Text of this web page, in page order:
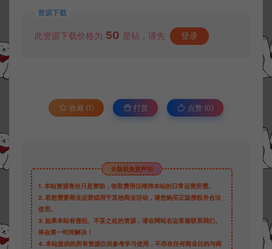
资源下载
此资源下载价格为 50 星钻，请先 登录
收藏 (1) 打赏 点赞 (0)
©版权免责声明
1. 本站资源售价只是赞助，收取费用仅维持本站的日常运营所需。
2. 若您需要商业运营或用于其他商业活动，请您购买正版授权并合法
使用。
3. 如果本站有侵犯、不妥之处的资源，请在网站右边客服联系我们。
将会第一时间解决！
4. 本站提供的所有资源仅供参考学习使用，不存在任何商业目的与商